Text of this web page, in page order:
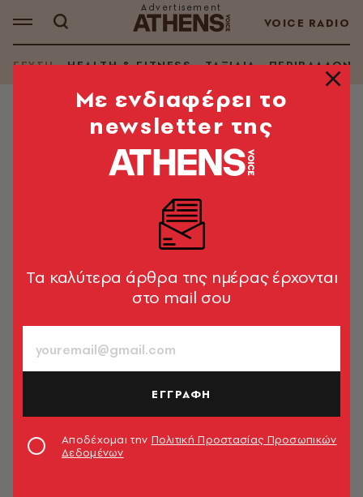
VOICE RADIO
ΓΕΥΣΗ HEALTH & FITNESS ΤΑΞΙΔΙΑ ΠΕΡΙΒΑΛΛΟΝ
ΘΕΜΑΤΑ ΓΕΥΣΗΣ
Πάνος Ιωαννίδης: Το Ovio για
εμένα είναι η ομορφιά της
Ο αγαπημένος Έλληνας σεφ μάς ξεναγεί στο
Κατερίνα Βνάτσιου
ΤΕΥΧΟΣ 959
07.06.2025, 17:24 5’ ΔΙΑΒΑΣΜΑ
Mε ενδιαφέρει το
newsletter της
Tα καλύτερα άρθρα της ημέρας έρχονται
στο mail σου
ΕΓΓΡΑΦΗ
Αποδέχομαι την Πολιτική Προστασίας Προσωπικών
Δεδομένων